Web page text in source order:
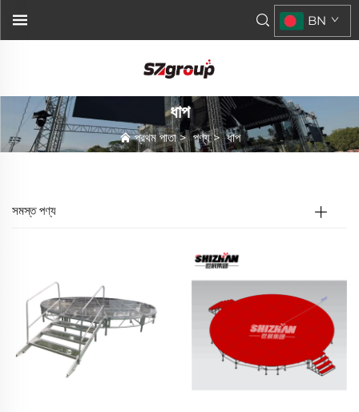
BN
ধাপ
প্রথম পাতা>পণ্য>ধাপ
সমস্ত পণ্য